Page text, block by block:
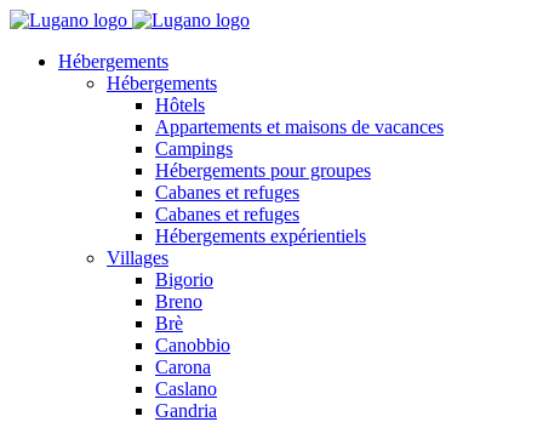
Hébergements
Hébergements
Hôtels
Appartements et maisons de vacances
Campings
Hébergements pour groupes
Cabanes et refuges
Cabanes et refuges
Hébergements expérientiels
Villages
Bigorio
Breno
Brè
Canobbio
Carona
Caslano
Gandria